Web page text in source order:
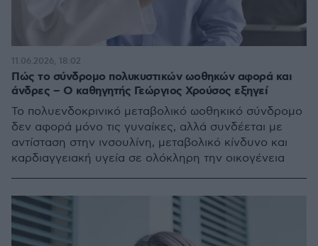
Πώς το σύνδρομο πολυκυστικών ωοθηκών αφορά και
άνδρες – Ο καθηγητής Γεώργιος Χρούσος εξηγεί
Το πολυενδοκρινικό μεταβολικό ωοθηκικό σύνδρομο
δεν αφορά μόνο τις γυναίκες, αλλά συνδέεται με
αντίσταση στην ινσουλίνη, μεταβολικό κίνδυνο και
καρδιαγγειακή υγεία σε ολόκληρη την οικογένεια
11.06.2026, 18:02